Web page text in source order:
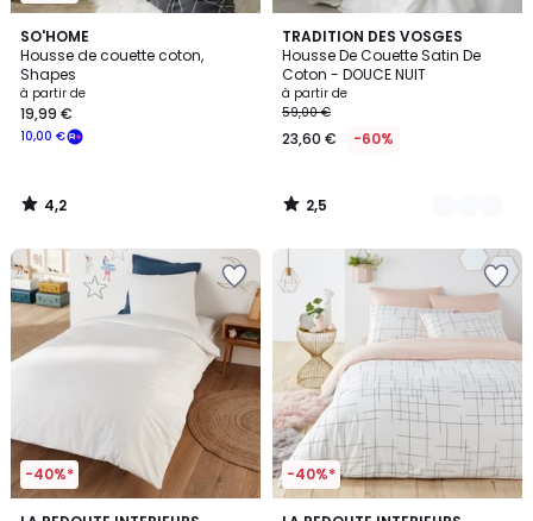
SO'HOME
Housse de couette coton,
Shapes
à partir de
10,00 €
19,99 €
4,2
/ 5
4,2
/
TRADITION DES VOSGES
Housse De Couette Satin De
Coton - DOUCE NUIT
à partir de
59,00 €
23,60 € -60%
2,5
/ 5
8
Couleurs
2,5
/
-40%* -40%*